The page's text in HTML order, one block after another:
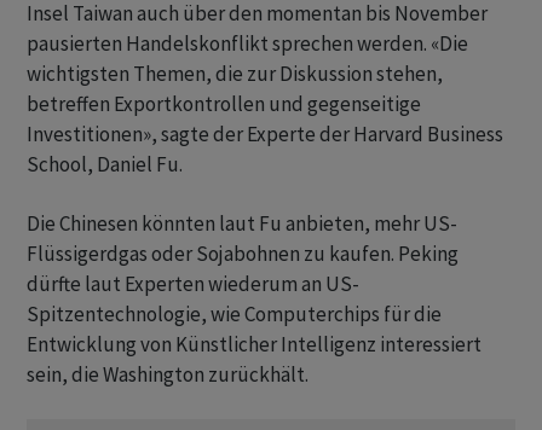
Insel Taiwan auch über den momentan bis November
pausierten Handelskonflikt sprechen werden. «Die
wichtigsten Themen, die zur Diskussion stehen,
betreffen Exportkontrollen und gegenseitige
Investitionen», sagte der Experte der Harvard Business
School, Daniel Fu.
Die Chinesen könnten laut Fu anbieten, mehr US-
Flüssigerdgas oder Sojabohnen zu kaufen. Peking
dürfte laut Experten wiederum an US-
Spitzentechnologie, wie Computerchips für die
Entwicklung von Künstlicher Intelligenz interessiert
sein, die Washington zurückhält.